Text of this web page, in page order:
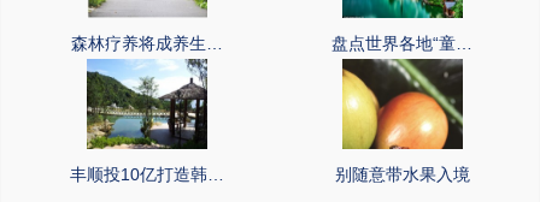
森林疗养将成养生… 盘点世界各地“童…
丰顺投10亿打造韩… 别随意带水果入境